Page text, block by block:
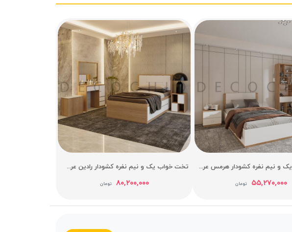
تخت خواب یک و نیم نفره کشودار هرمس عرض 120
۵۵,۲۷۰,۰۰۰ تومان
تخت خواب یک و نیم نفره کشودار رادین عرض 120
۸۰,۲۰۰,۰۰۰ تومان